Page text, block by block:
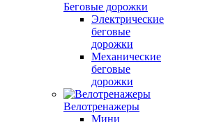
Беговые дорожки
Электрические
беговые
дорожки
Механические
беговые
дорожки
Велотренажеры
Мини